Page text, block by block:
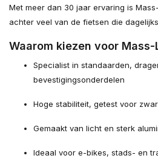
Met meer dan 30 jaar ervaring is
achter veel van de fietsen die
Waarom kiezen voor Mass-
Specialist in standaarden,
bevestigingsonderdelen
Hoge stabiliteit, getest voor
Gemaakt van licht en sterk
Ideaal voor e-bikes, stads- en